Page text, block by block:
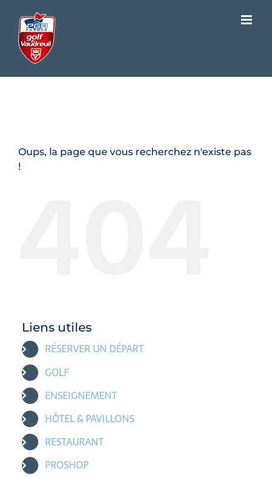
contenu
Oups, la page que vous recherchez n'existe pas
!
Liens utiles
RÉSERVER UN DÉPART
GOLF
ENSEIGNEMENT
HÔTEL & PAVILLONS
RESTAURANT
PROSHOP